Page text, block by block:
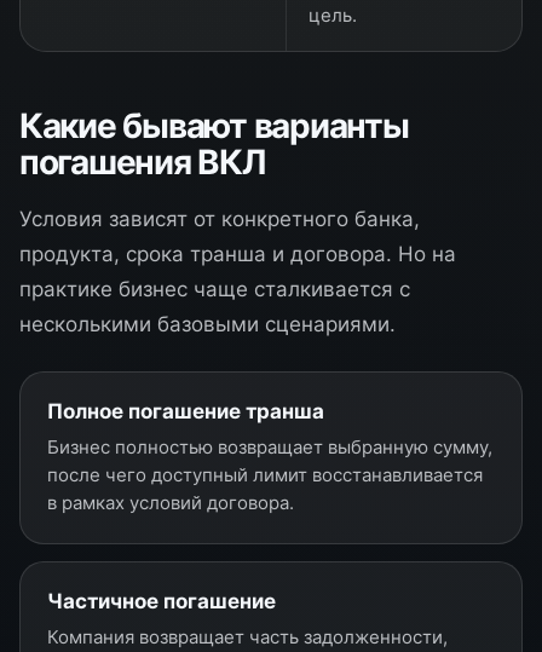
цель.
Какие бывают варианты
погашения ВКЛ
Условия зависят от конкретного банка,
продукта, срока транша и договора. Но на
практике бизнес чаще сталкивается с
несколькими базовыми сценариями.
Полное погашение транша
Бизнес полностью возвращает выбранную сумму,
после чего доступный лимит восстанавливается
в рамках условий договора.
Частичное погашение
Компания возвращает часть задолженности,